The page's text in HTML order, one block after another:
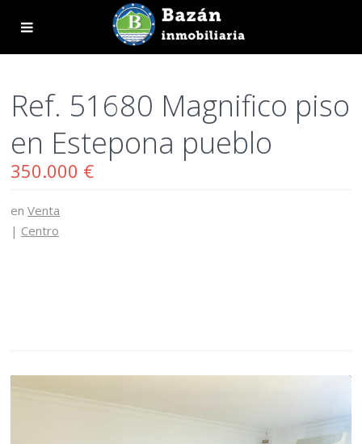
Ref. 51680 Magnifico piso
en Estepona pueblo
350.000 €
en Venta
| Centro